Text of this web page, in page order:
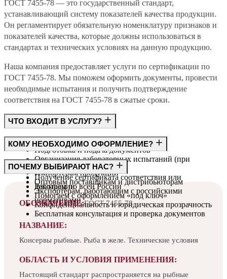
ГОСТ 7455-78 — это государственный стандарт,
устанавливающий систему показателей качества продукции.
Он регламентирует обязательную номенклатуру признаков и
показателей качества, которые должны использоваться в
стандартах и технических условиях на данную продукцию.
Наша компания предоставляет услуги по сертификации по
ГОСТ 7455-78. Мы поможем оформить документы, провести
необходимые испытания и получить подтверждение
соответствия на ГОСТ 7455-78 в сжатые сроки.
ЧТО ВХОДИТ В УСЛУГУ?
Консультация по требованиям ГОСТ
Подготовка и подача документов
Организация лабораторных испытаний (при
необходимости)
Получение сертификата соответствия или
декларации
КОМУ НЕОБХОДИМО ОФОРМЛЕНИЕ?
Производителям
Импортёрам продукции
Оптовым поставщикам и дистрибьюторам
Экспортёрам, работающим с российскими
нормативами
ПОЧЕМУ ВЫБИРАЮТ НАС?
Работаем по всей России
Помогаем с оформлением «под ключ»
Конфиденциальность и юридическая прозрачность
Бесплатная консультация и проверка документов
ОБОЗНАЧЕНИЕ:ГОСТ 7455-78
НАЗВАНИЕ:
Консервы рыбные. Рыба в желе. Технические условия
ОБЛАСТЬ И УСЛОВИЯ ПРИМЕНЕНИЯ:
Настоящий стандарт распространяется на рыбные